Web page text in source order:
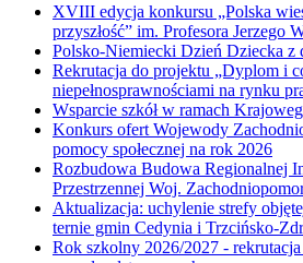
XVIII edycja konkursu „Polska
przyszłość” im. Profesora Jerzego
Polsko-Niemiecki Dzień Dziecka z
Rekrutacja do projektu „Dyplom i
niepełnosprawnościami na rynku
Wsparcie szkół w ramach
Konkurs ofert Wojewody
pomocy społecznej na rok 2026
Rozbudowa Budowa Regionalnej
Przestrzennej Woj.
Aktualizacja: uchylenie strefy
ternie gmin Cedynia i Trzcińsko-
Rok szkolny 2026/2027 - rekrutacja